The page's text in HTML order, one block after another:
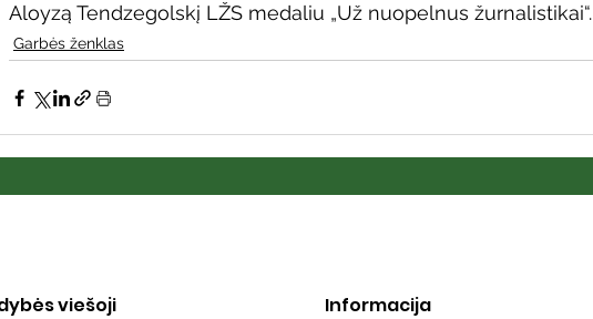
Aloyzą Tendzegolskį LŽS medaliu „Už nuopelnus žurnalistikai“.
Garbės ženklas
viešoji
Informacija